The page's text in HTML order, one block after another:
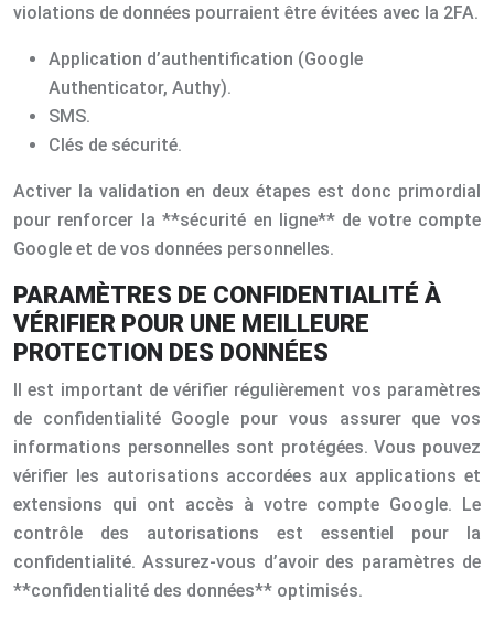
violations de données pourraient être évitées avec la 2FA.
Application d’authentification (Google
Authenticator, Authy).
SMS.
Clés de sécurité.
Activer la validation en deux étapes est donc primordial
pour renforcer la **sécurité en ligne** de votre compte
Google et de vos données personnelles.
PARAMÈTRES DE CONFIDENTIALITÉ À
VÉRIFIER POUR UNE MEILLEURE
PROTECTION DES DONNÉES
Il est important de vérifier régulièrement vos paramètres
de confidentialité Google pour vous assurer que vos
informations personnelles sont protégées. Vous pouvez
vérifier les autorisations accordées aux applications et
extensions qui ont accès à votre compte Google. Le
contrôle des autorisations est essentiel pour la
confidentialité. Assurez-vous d’avoir des paramètres de
**confidentialité des données** optimisés.